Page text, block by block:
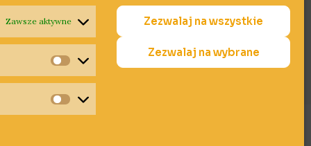
Zawsze aktywne
Statystyki
Zezwalaj na wszystkie
Zezwalaj na wybrane
Następny Wpis